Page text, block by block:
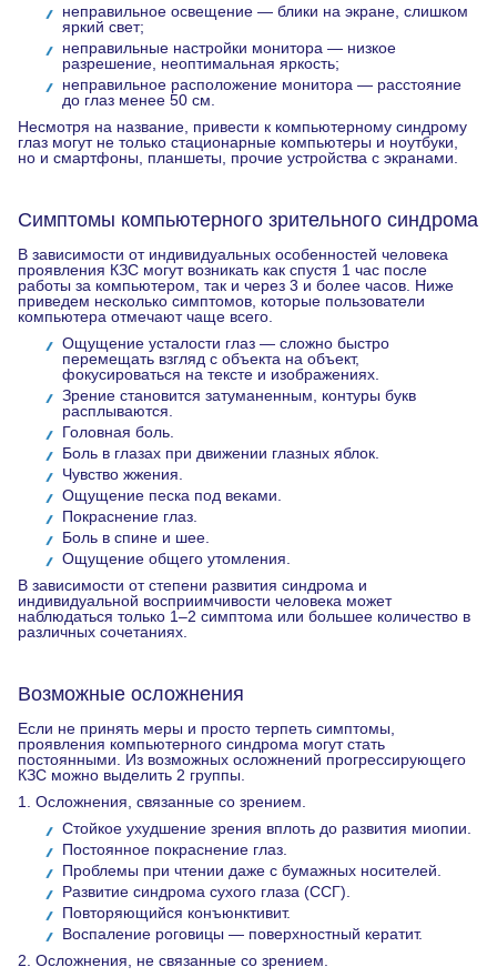
неправильное освещение — блики на экране, слишком
яркий свет;
неправильные настройки монитора — низкое
разрешение, неоптимальная яркость;
неправильное расположение монитора — расстояние
до глаз менее 50 см.
Несмотря на название, привести к компьютерному синдрому
глаз могут не только стационарные компьютеры и ноутбуки,
но и смартфоны, планшеты, прочие устройства с экранами.
Симптомы компьютерного зрительного синдрома
В зависимости от индивидуальных особенностей человека
проявления КЗС могут возникать как спустя 1 час после
работы за компьютером, так и через 3 и более часов. Ниже
приведем несколько симптомов, которые пользователи
компьютера отмечают чаще всего.
Ощущение усталости глаз — сложно быстро
перемещать взгляд с объекта на объект,
фокусироваться на тексте и изображениях.
Зрение становится затуманенным, контуры букв
расплываются.
Головная боль.
Боль в глазах при движении глазных яблок.
Чувство жжения.
Ощущение песка под веками.
Покраснение глаз.
Боль в спине и шее.
Ощущение общего утомления.
В зависимости от степени развития синдрома и
индивидуальной восприимчивости человека может
наблюдаться только 1–2 симптома или большее количество в
различных сочетаниях.
Возможные осложнения
Если не принять меры и просто терпеть симптомы,
проявления компьютерного синдрома могут стать
постоянными. Из возможных осложнений прогрессирующего
КЗС можно выделить 2 группы.
1. Осложнения, связанные со зрением.
Стойкое ухудшение зрения вплоть до развития миопии.
Постоянное покраснение глаз.
Проблемы при чтении даже с бумажных носителей.
Развитие синдрома сухого глаза (ССГ).
Повторяющийся конъюнктивит.
Воспаление роговицы — поверхностный кератит.
2. Осложнения, не связанные со зрением.